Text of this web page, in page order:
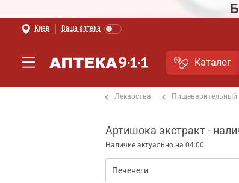
Киев Ваша аптека
Каталог
Лекарства Пищеварительный
Артишока экстракт -
Наличие актуально на 04:00